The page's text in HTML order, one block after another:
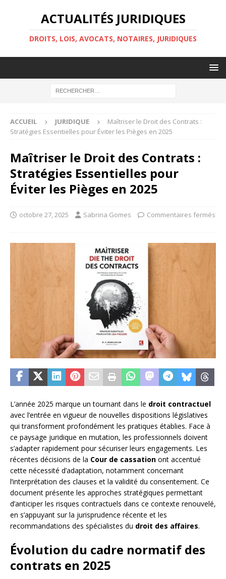
ACTUALITÉS JURIDIQUES
DROITS, LOIS, AVOCATS, NOTAIRES, JURIDIQUES
ACCUEIL JURIDIQUE
Maîtriser le Droit des Contrats :
Stratégies Essentielles pour Éviter les Pièges en 2025
Maîtriser le Droit des Contrats :
Stratégies Essentielles pour
Éviter les Pièges en 2025
octobre 27, 2025 Sabrina Gomes Commentaires fermés
L’année 2025 marque un tournant dans le droit contractuel
avec l’entrée en vigueur de nouvelles dispositions législatives
qui transforment profondément les pratiques établies. Face à
ce paysage juridique en mutation, les professionnels doivent
s’adapter rapidement pour sécuriser leurs engagements. Les
récentes décisions de la Cour de cassation ont accentué
cette nécessité d’adaptation, notamment concernant
l’interprétation des clauses et la validité du consentement. Ce
document présente les approches stratégiques permettant
d’anticiper les risques contractuels dans ce contexte renouvelé,
en s’appuyant sur la jurisprudence récente et les
recommandations des spécialistes du droit des affaires.
Évolution du cadre normatif des
contrats en 2025